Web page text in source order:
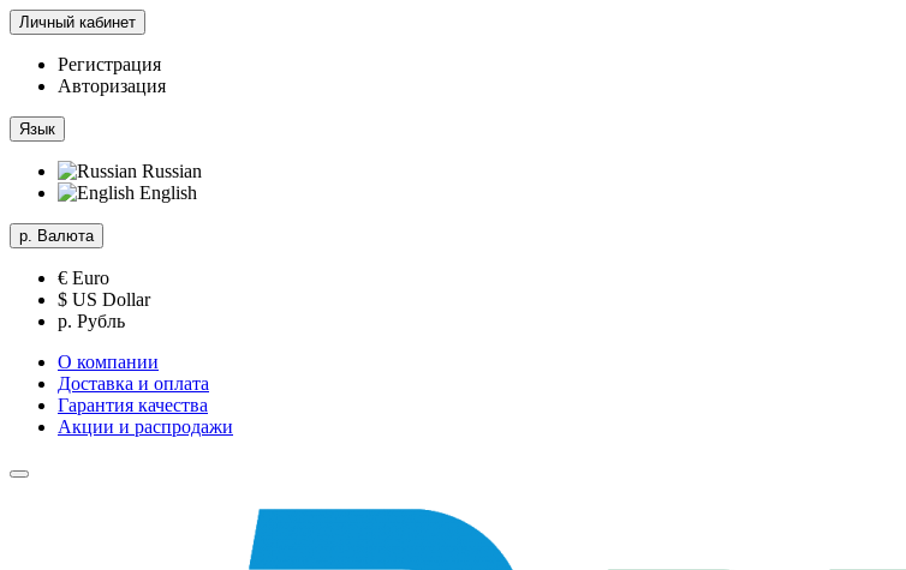
Личный кабинет
Регистрация
Авторизация
Язык
Russian
English
р. Валюта
€ Euro
$ US Dollar
р. Рубль
О компании
Доставка и оплата
Гарантия качества
Акции и распродажи